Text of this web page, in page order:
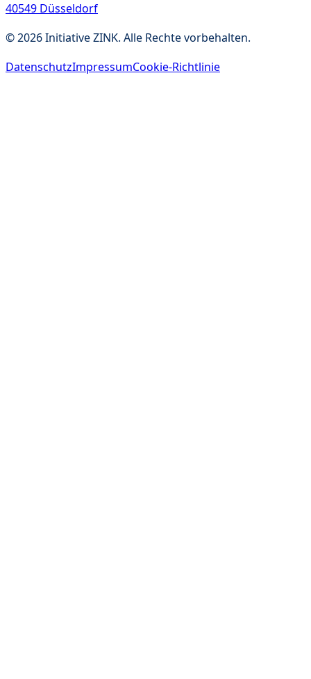
40549 Düsseldorf
©2026Initiative ZINK. Alle Rechte vorbehalten.
DatenschutzImpressumCookie-Richtlinie